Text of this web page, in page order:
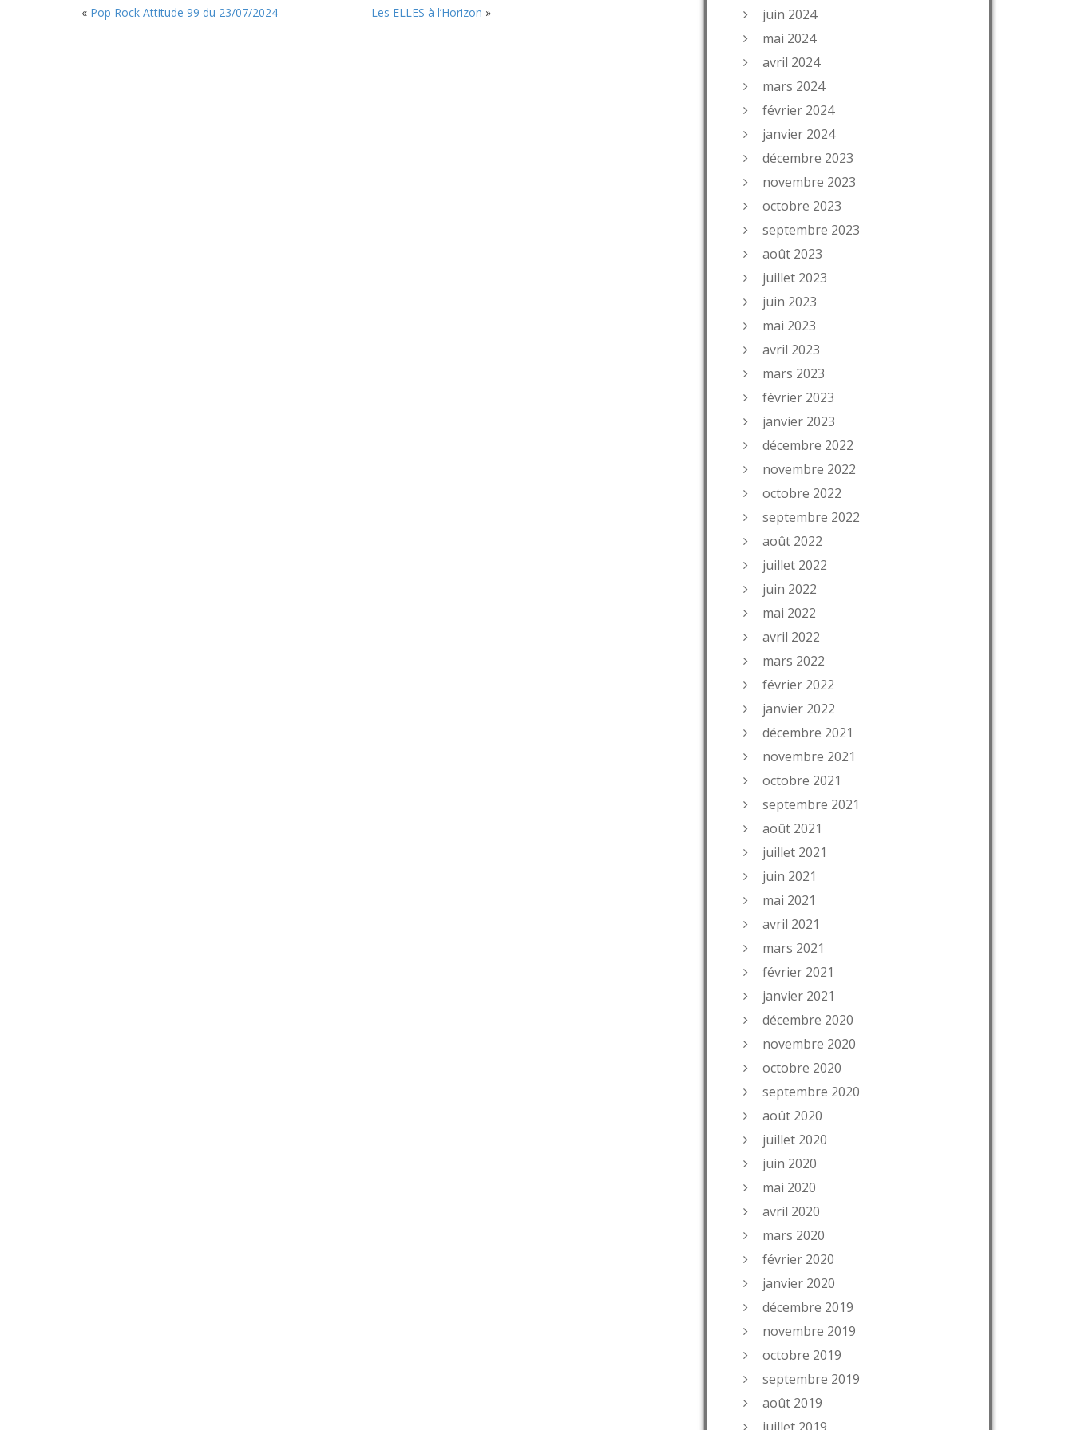
« Pop Rock Attitude 99 du 23/07/2024 Les ELLES à l’Horizon »
juin 2024
mai 2024
avril 2024
mars 2024
février 2024
janvier 2024
décembre 2023
novembre 2023
octobre 2023
septembre 2023
août 2023
juillet 2023
juin 2023
mai 2023
avril 2023
mars 2023
février 2023
janvier 2023
décembre 2022
novembre 2022
octobre 2022
septembre 2022
août 2022
juillet 2022
juin 2022
mai 2022
avril 2022
mars 2022
février 2022
janvier 2022
décembre 2021
novembre 2021
octobre 2021
septembre 2021
août 2021
juillet 2021
juin 2021
mai 2021
avril 2021
mars 2021
février 2021
janvier 2021
décembre 2020
novembre 2020
octobre 2020
septembre 2020
août 2020
juillet 2020
juin 2020
mai 2020
avril 2020
mars 2020
février 2020
janvier 2020
décembre 2019
novembre 2019
octobre 2019
septembre 2019
août 2019